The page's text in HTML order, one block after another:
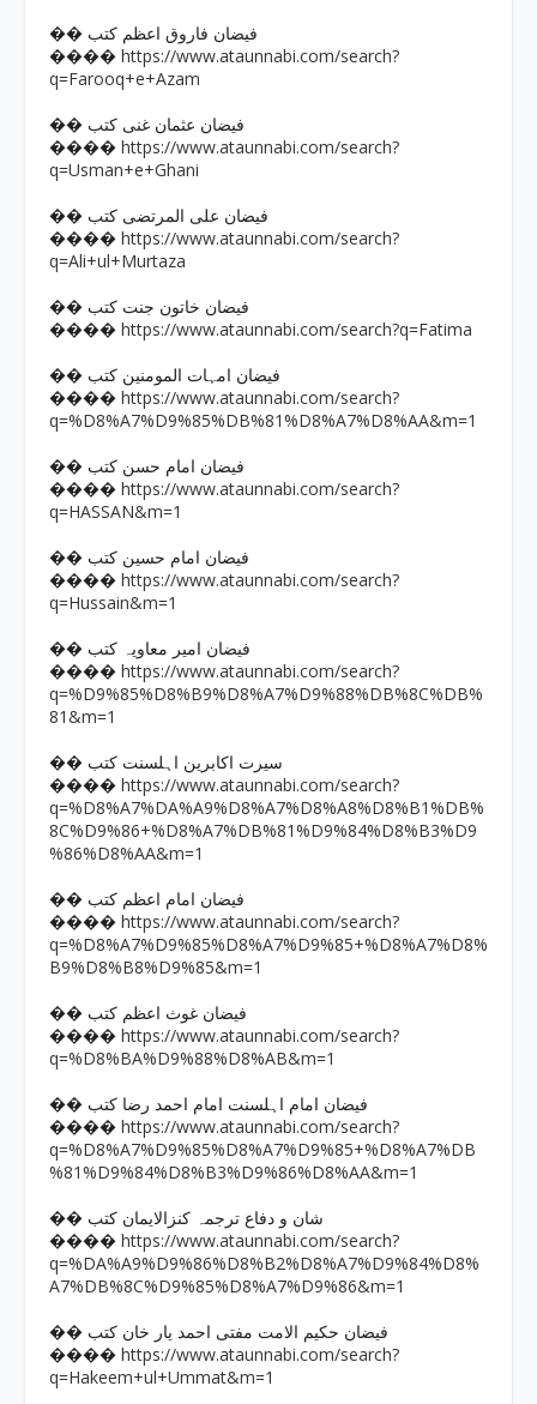
�� فیضان فاروق اعظم کتب
���� https://www.ataunnabi.com/search?
q=Farooq+e+Azam
�� فیضان عثمان غنی کتب
���� https://www.ataunnabi.com/search?
q=Usman+e+Ghani
�� فیضان علی المرتضی کتب
���� https://www.ataunnabi.com/search?
q=Ali+ul+Murtaza
�� فیضان خاتون جنت کتب
���� https://www.ataunnabi.com/search?q=Fatima
�� فیضان امہات المومنین کتب
���� https://www.ataunnabi.com/search?
q=%D8%A7%D9%85%DB%81%D8%A7%D8%AA&m=1
�� فیضان امام حسن کتب
���� https://www.ataunnabi.com/search?
q=HASSAN&m=1
�� فیضان امام حسین کتب
���� https://www.ataunnabi.com/search?
q=Hussain&m=1
�� فیضان امیر معاویہ کتب
���� https://www.ataunnabi.com/search?
q=%D9%85%D8%B9%D8%A7%D9%88%DB%8C%DB%
81&m=1
�� سیرت اکابرین اہلسنت کتب
���� https://www.ataunnabi.com/search?
q=%D8%A7%DA%A9%D8%A7%D8%A8%D8%B1%DB%
8C%D9%86+%D8%A7%DB%81%D9%84%D8%B3%D9
%86%D8%AA&m=1
�� فیضان امام اعظم کتب
���� https://www.ataunnabi.com/search?
q=%D8%A7%D9%85%D8%A7%D9%85+%D8%A7%D8%
B9%D8%B8%D9%85&m=1
�� فیضان غوث اعظم کتب
���� https://www.ataunnabi.com/search?
q=%D8%BA%D9%88%D8%AB&m=1
�� فیضان امام اہلسنت امام احمد رضا کتب
���� https://www.ataunnabi.com/search?
q=%D8%A7%D9%85%D8%A7%D9%85+%D8%A7%DB
%81%D9%84%D8%B3%D9%86%D8%AA&m=1
�� شان و دفاع ترجمہ کنزالایمان کتب
���� https://www.ataunnabi.com/search?
q=%DA%A9%D9%86%D8%B2%D8%A7%D9%84%D8%
A7%DB%8C%D9%85%D8%A7%D9%86&m=1
�� فیضان حکیم الامت مفتی احمد یار خان کتب
���� https://www.ataunnabi.com/search?
q=Hakeem+ul+Ummat&m=1